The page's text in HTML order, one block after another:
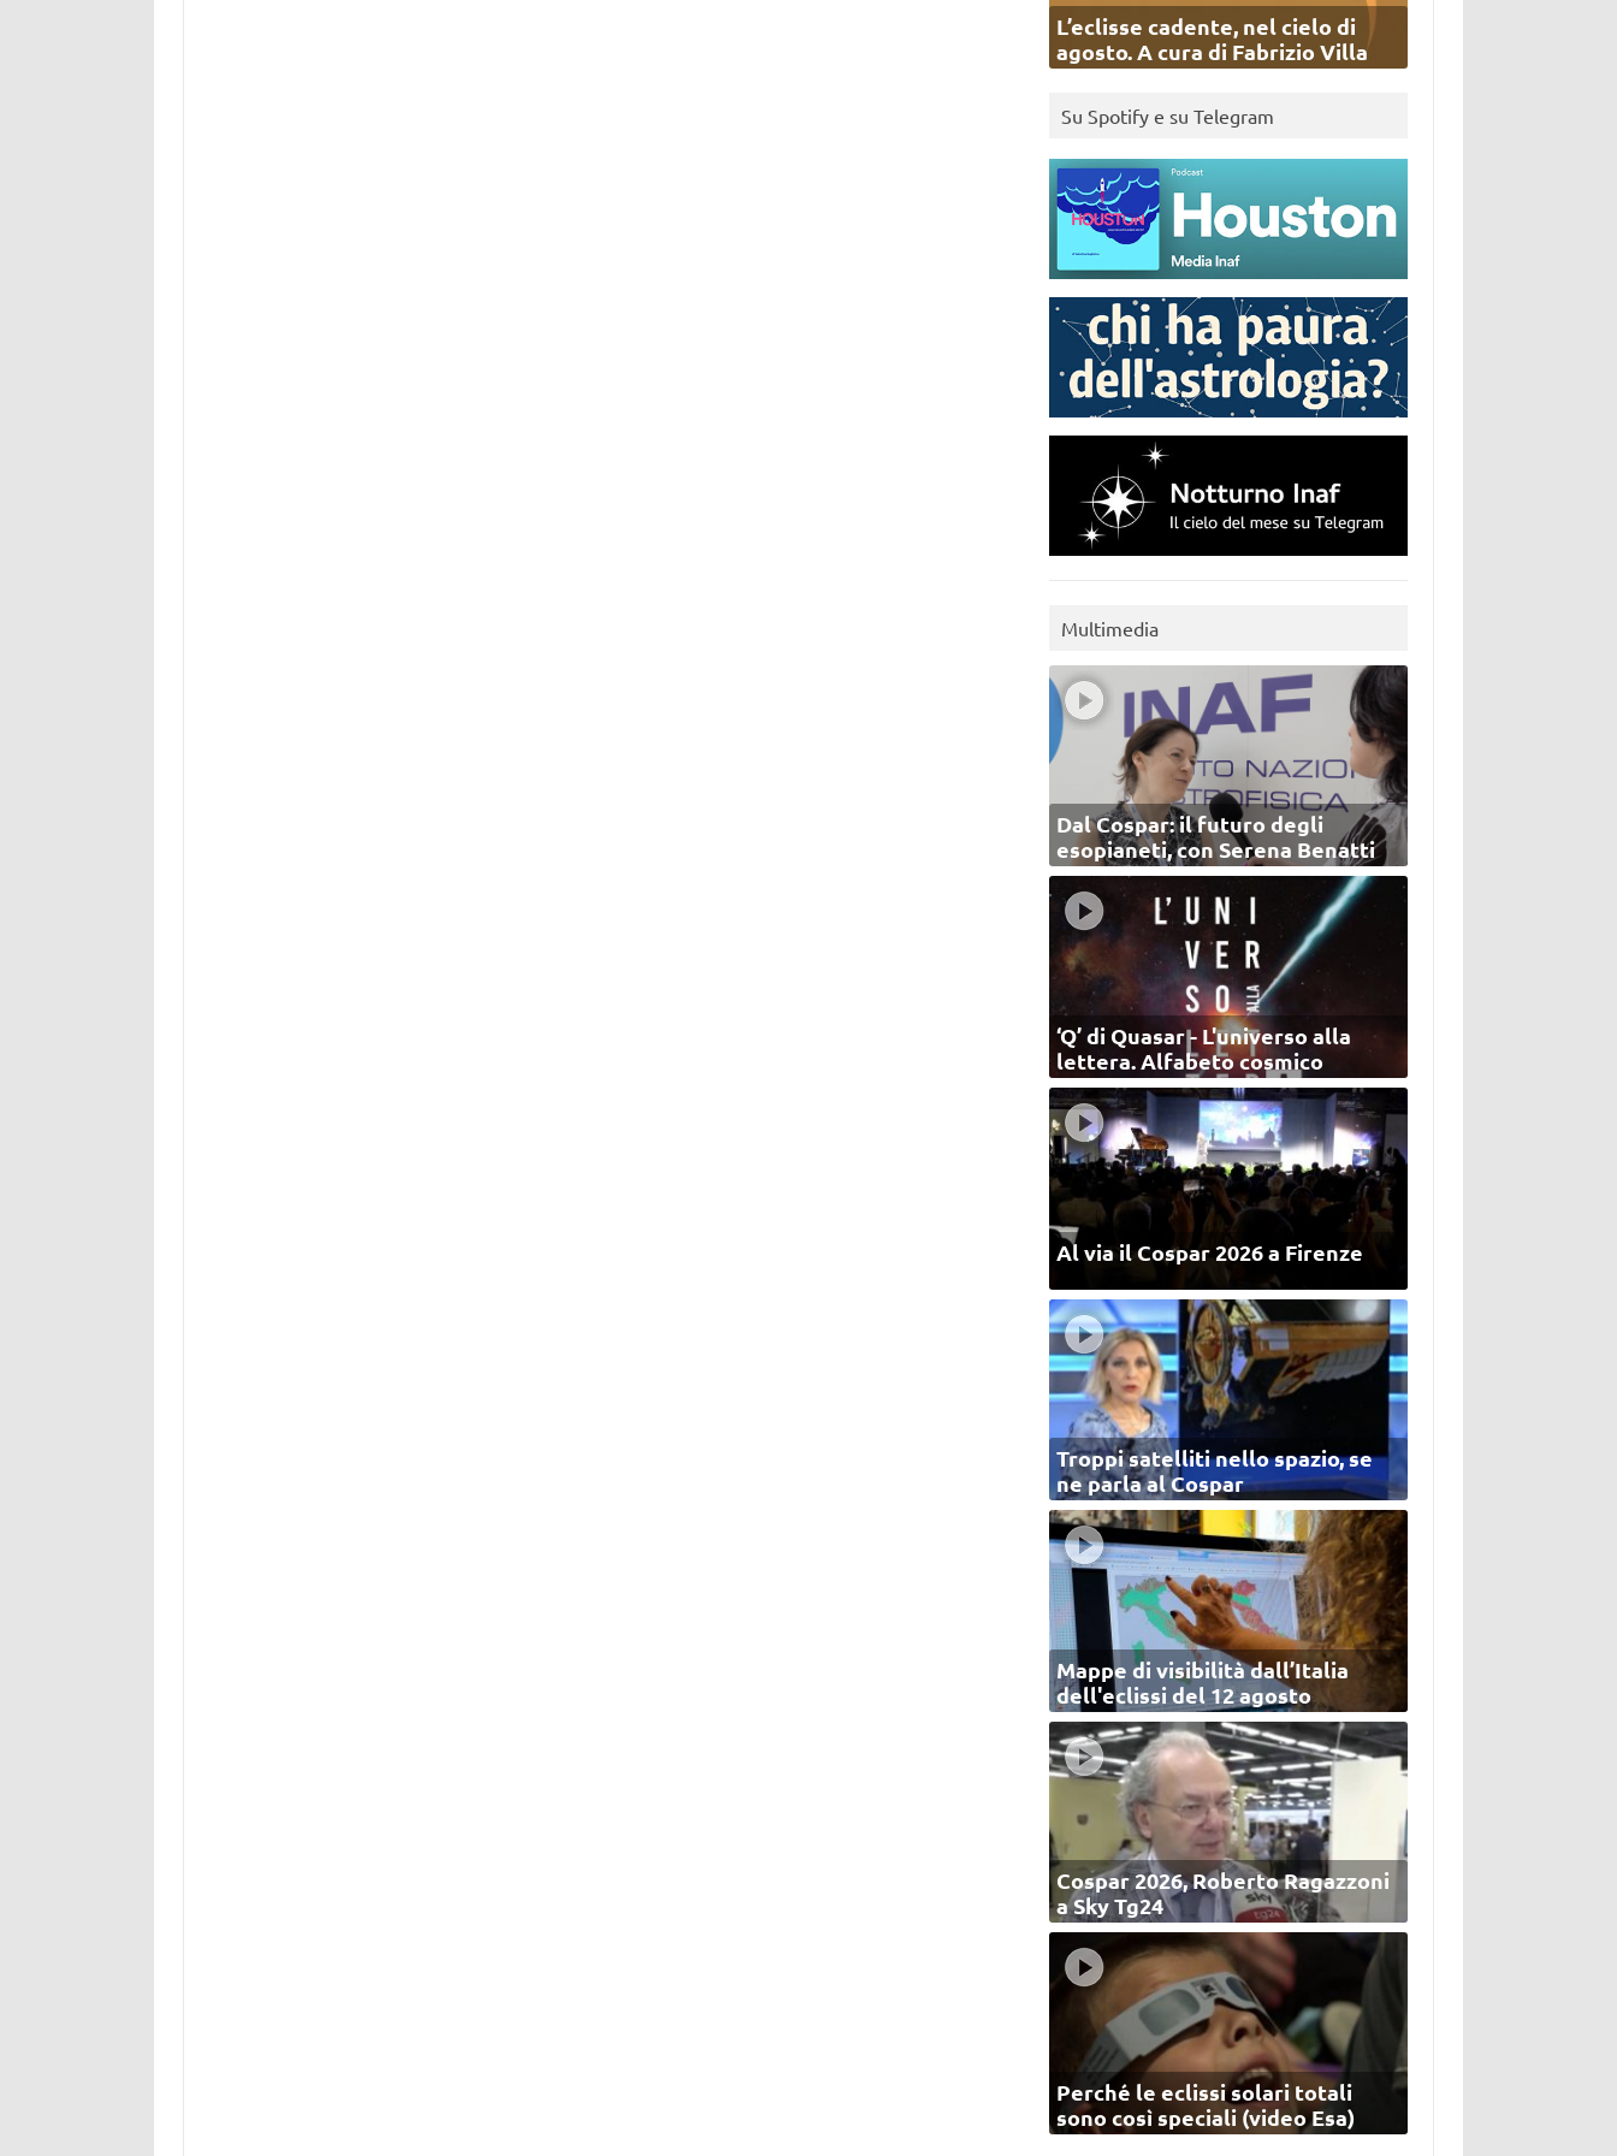
L’eclisse cadente, nel cielo di
agosto. A cura di Fabrizio Villa
Su Spotify e su Telegram
Multimedia
Dal Cospar: il futuro degli
esopianeti, con Serena Benatti
‘Q’ di Quasar - L'universo alla
lettera. Alfabeto cosmico
Al via il Cospar 2026 a Firenze
Troppi satelliti nello spazio, se
ne parla al Cospar
Mappe di visibilità dall’Italia
dell'eclissi del 12 agosto
Cospar 2026, Roberto Ragazzoni
a Sky Tg24
Perché le eclissi solari totali
sono così speciali (video Esa)